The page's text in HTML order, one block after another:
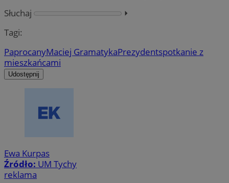
Słuchaj
⏵︎
Tagi:
PaprocanyMaciej GramatykaPrezydentspotkanie z
mieszkańcami
Udostępnij
Ewa Kurpas
Źródło: UM Tychy
reklama